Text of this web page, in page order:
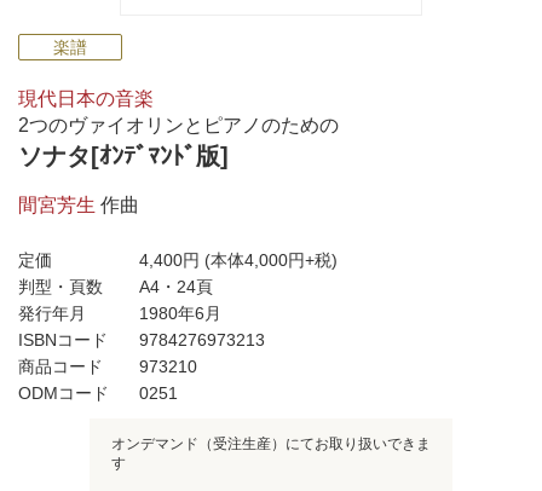
楽譜
現代日本の音楽
2つのヴァイオリンとピアノのための
ソナタ[ｵﾝﾃﾞﾏﾝﾄﾞ版]
間宮芳生 作曲
定価 4,400円 (本体4,000円+税)
判型・頁数
A4・24頁
発行年月
1980年6月
ISBNコード
9784276973213
商品コード
973210
ODMコード
0251
オンデマンド（受注生産）にてお取り扱いできま
す